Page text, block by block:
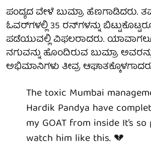
ಪಂದ್ಯದ ವೇಳೆ ಬುಮ್ರಾ ಹೆಣಗಾಡಿದರು.
ಓವರ್‌ಗಳಲ್ಲಿ 35 ರನ್‌ಗಳನ್ನು
ಪಡೆಯುವಲ್ಲಿ ವಿಫಲರಾದರು.
ನಗುವನ್ನು ಹೊಂದಿರುವ ಬುಮ್ರಾ
ಅಭಿಮಾನಿಗಳು ತೀವ್ರ
The toxic Mumbai
Hardik Pandya have
my GOAT from inside It’s
watch him like this. 💔